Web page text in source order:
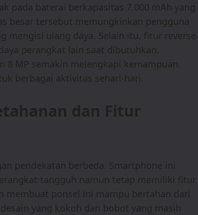
pada baterai berkapasitas 7.000 mAh yang
besar tersebut memungkinkan pengguna
mengisi ulang daya. Selain itu, fitur reverse
perangkat lain saat dibutuhkan.
8 MP semakin melengkapi kemampuan
berbagai aktivitas sehari-hari.
dan Fitur
pendekatan berbeda. Smartphone ini
tangguh namun tetap memiliki fitur
membuat ponsel ini mampu bertahan dari
yang kokoh dan bobot yang masih